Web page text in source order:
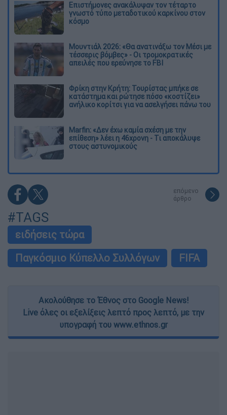
Επιστήμονες ανακάλυψαν τον τέταρτο
γνωστό τύπο μεταδοτικού καρκίνου στον
κόσμο
Μουντιάλ 2026: «Θα ανατινάξω τον Μέσι με
τέσσερις βόμβες» - Οι τρομοκρατικές
απειλές που ερεύνησε το FBI
Φρίκη στην Κρήτη: Τουρίστας μπήκε σε
κατάστημα και ρώτησε πόσο «κοστίζει»
ανήλικο κορίτσι για να ασελγήσει πάνω του
Marfin: «Δεν έχω καμία σχέση με την
επίθεση» λέει η 46χρονη - Τι αποκάλυψε
στους αστυνομικούς
επόμενο
άρθρο
#TAGS
ειδήσεις τώρα
Παγκόσμιο Κύπελλο Συλλόγων
FIFA
Ακολούθησε το Έθνος στο Google News!
Live όλες οι εξελίξεις λεπτό προς λεπτό, με την
υπογραφή του www.ethnos.gr